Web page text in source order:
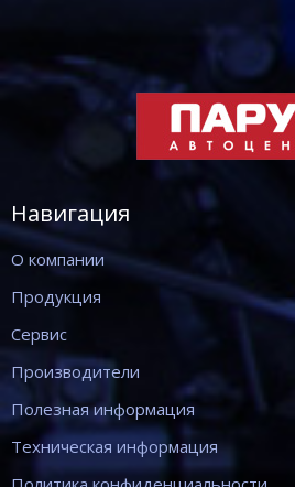
Навигация
О компании
Продукция
Сервис
Производители
Полезная информация
Техническая информация